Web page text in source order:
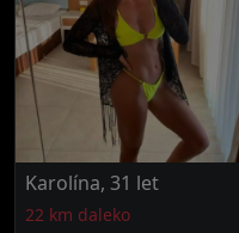
Karolína, 31 let
22 km daleko